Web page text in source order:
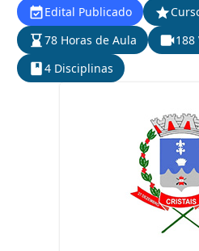
Edital Publicado
78 Horas de Aula
188
4 Disciplinas